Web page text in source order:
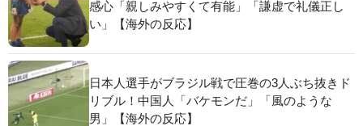
感心「親しみやすくて有能」「謙虚で礼儀正し
い」【海外の反応】
日本人選手がブラジル戦で圧巻の3人ぶち抜きド
リブル！中国人「バケモンだ」「風のような
男」【海外の反応】